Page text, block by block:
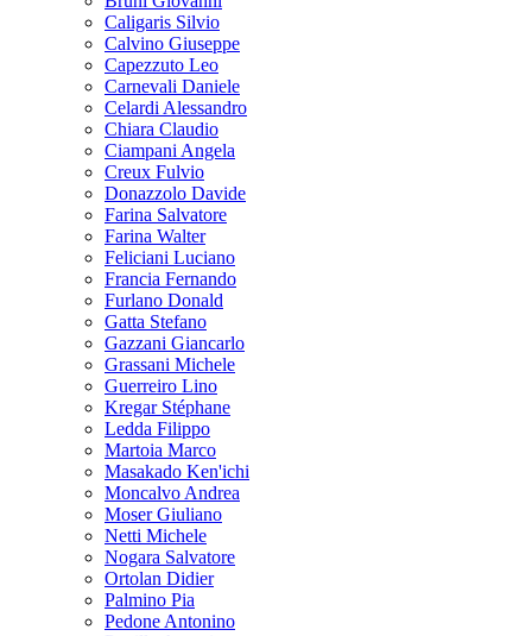
Caligaris Silvio
Calvino Giuseppe
Capezzuto Leo
Carnevali Daniele
Celardi Alessandro
Chiara Claudio
Ciampani Angela
Creux Fulvio
Donazzolo Davide
Farina Salvatore
Farina Walter
Feliciani Luciano
Francia Fernando
Furlano Donald
Gatta Stefano
Gazzani Giancarlo
Grassani Michele
Guerreiro Lino
Kregar Stéphane
Ledda Filippo
Martoia Marco
Masakado Ken'ichi
Moncalvo Andrea
Moser Giuliano
Netti Michele
Nogara Salvatore
Ortolan Didier
Palmino Pia
Pedone Antonino